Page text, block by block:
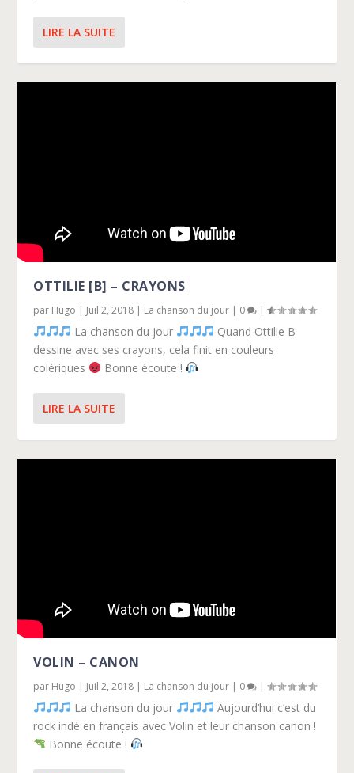
LIRE LA SUITE
OTTILIE [B] – CRAYONS
par Hugo | Juil 2, 2018 | La chanson du jour | 0 |
La chanson du jour
Quand Ottilie B
dessine avec ses crayons, cela finit en couleurs
colériques
Bonne écoute !
LIRE LA SUITE
VOLIN – CANON
par Hugo | Juil 2, 2018 | La chanson du jour | 0 |
La chanson du jour
Aujourd’hui c’est du
rock indé en français avec Volin et leur chanson canon !
Bonne écoute !